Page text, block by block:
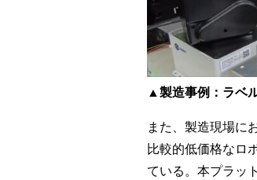
▲製造事例：ラベ
また、製造現場に
比較的低価格なロ
ている。本プラッ